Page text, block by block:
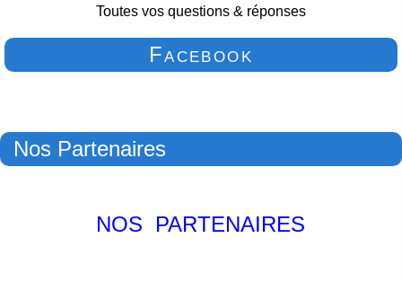
Toutes vos questions & réponses
Facebook
Nos Partenaires
NOS PARTENAIRES